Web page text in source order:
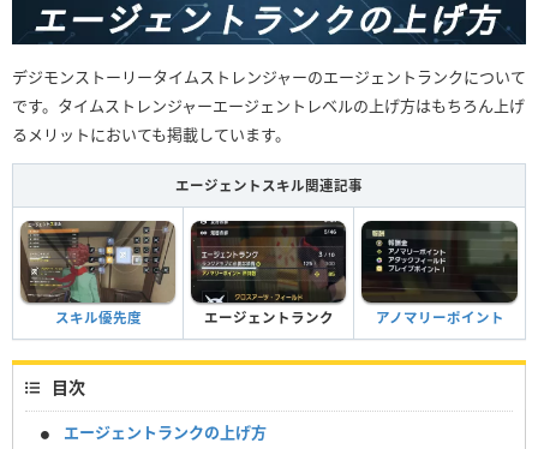
デジモンストーリータイムストレンジャーのエージェントランクについて
です。タイムストレンジャーエージェントレベルの上げ方はもちろん上げ
るメリットにおいても掲載しています。
エージェントスキル関連記事
スキル優先度 エージェントランク アノマリーポイント
目次
エージェントランクの上げ方